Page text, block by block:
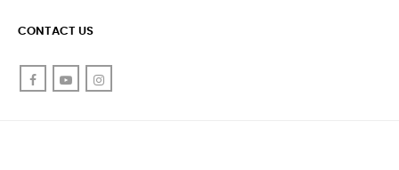
CONTACT US
FacebookYouTube